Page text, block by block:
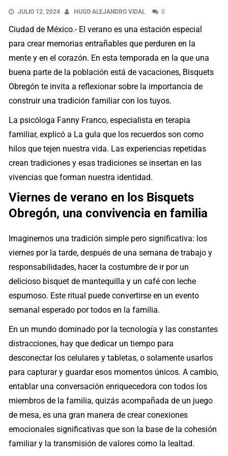
JULIO 12, 2024 HUGO ALEJANDRO VIDAL 0
Ciudad de México.- El verano es una estación especial
para crear memorias entrañables que perduren en la
mente y en el corazón. En esta temporada en la que una
buena parte de la población está de vacaciones, Bisquets
Obregón te invita a reflexionar sobre la importancia de
construir una tradición familiar con los tuyos.
La psicóloga Fanny Franco, especialista en terapia
familiar, explicó a La gula que los recuerdos son como
hilos que tejen nuestra vida. Las experiencias repetidas
crean tradiciones y esas tradiciones se insertan en las
vivencias que forman nuestra identidad.
Viernes de verano en los Bisquets
Obregón, una convivencia en familia
Imaginemos una tradición simple pero significativa: los
viernes por la tarde, después de una semana de trabajo y
responsabilidades, hacer la costumbre de ir por un
delicioso bisquet de mantequilla y un café con leche
espumoso. Este ritual puede convertirse en un evento
semanal esperado por todos en la familia.
En un mundo dominado por la tecnología y las constantes
distracciones, hay que dedicar un tiempo para
desconectar los celulares y tabletas, o solamente usarlos
para capturar y guardar esos momentos únicos. A cambio,
entablar una conversación enriquecedora con todos los
miembros de la familia, quizás acompañada de un juego
de mesa, es una gran manera de crear conexiones
emocionales significativas que son la base de la cohesión
familiar y la transmisión de valores como la lealtad.